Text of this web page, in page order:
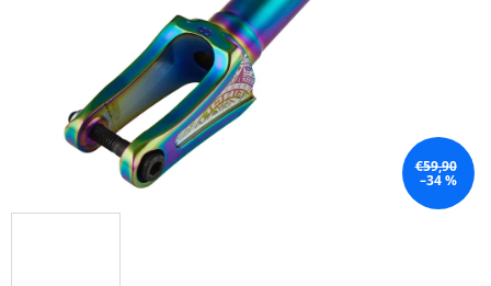
€59,90
–34 %